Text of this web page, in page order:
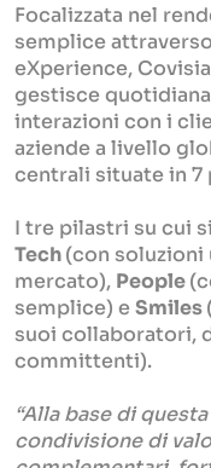
Focalizzata nel
semplice
eXperience,
gestisce
interazioni con i
aziende a livello
centrali situate in 7
I tre pilastri su cui
Tech(con soluzioni
mercato), People
semplice) eSmiles
suoi collaboratori,
committenti).
“Alla base di
condivisione di